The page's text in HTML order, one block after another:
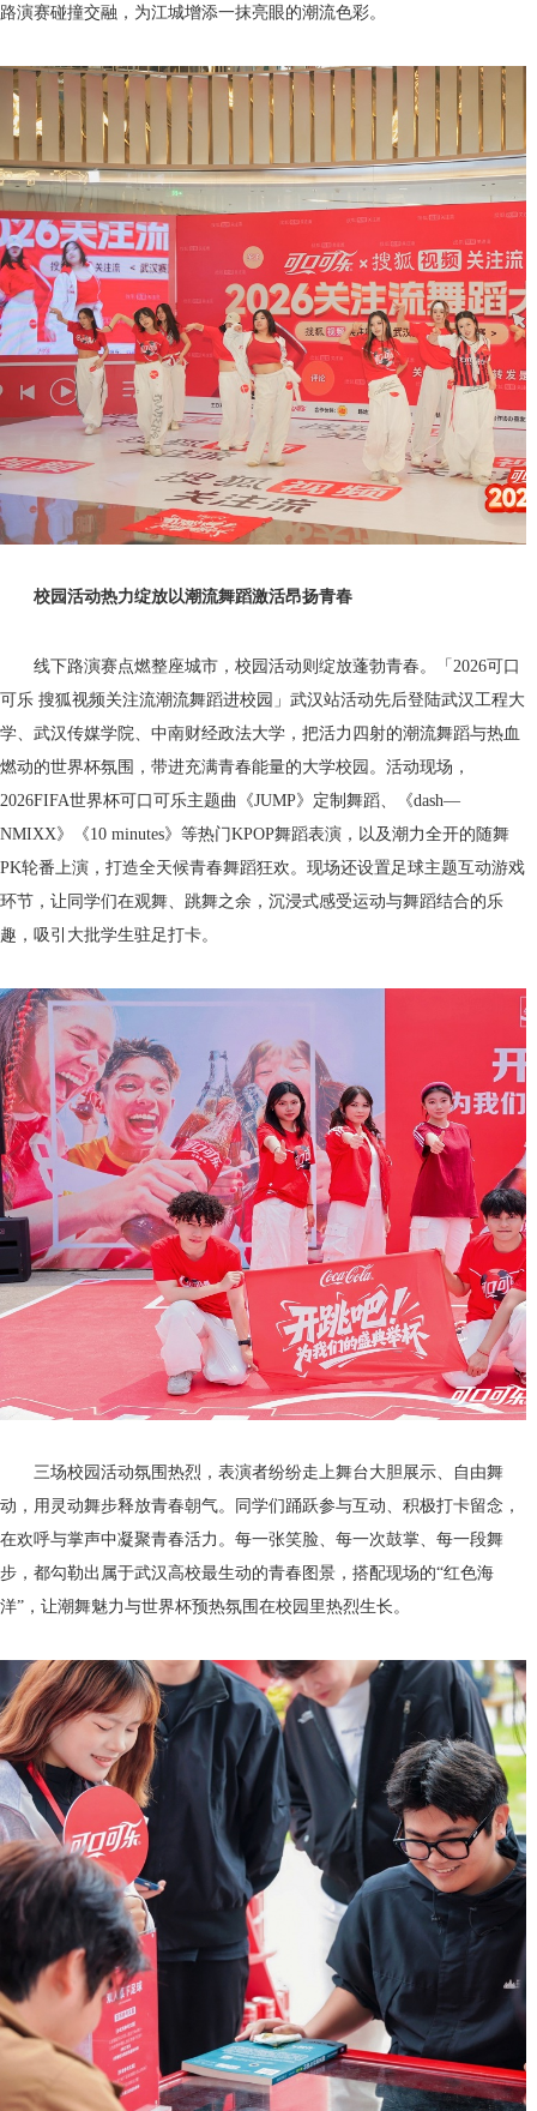
路演赛碰撞交融，为江城增添一抹亮眼的潮流色彩。
校园活动热力绽放以潮流舞蹈激活昂扬青春
线下路演赛点燃整座城市，校园活动则绽放蓬勃青春。「2026可口
可乐 搜狐视频关注流潮流舞蹈进校园」武汉站活动先后登陆武汉工程大
学、武汉传媒学院、中南财经政法大学，把活力四射的潮流舞蹈与热血
燃动的世界杯氛围，带进充满青春能量的大学校园。活动现场，
2026FIFA世界杯可口可乐主题曲《JUMP》定制舞蹈、《dash—
NMIXX》《10 minutes》等热门KPOP舞蹈表演，以及潮力全开的随舞
PK轮番上演，打造全天候青春舞蹈狂欢。现场还设置足球主题互动游戏
环节，让同学们在观舞、跳舞之余，沉浸式感受运动与舞蹈结合的乐
趣，吸引大批学生驻足打卡。
三场校园活动氛围热烈，表演者纷纷走上舞台大胆展示、自由舞
动，用灵动舞步释放青春朝气。同学们踊跃参与互动、积极打卡留念，
在欢呼与掌声中凝聚青春活力。每一张笑脸、每一次鼓掌、每一段舞
步，都勾勒出属于武汉高校最生动的青春图景，搭配现场的“红色海
洋”，让潮舞魅力与世界杯预热氛围在校园里热烈生长。